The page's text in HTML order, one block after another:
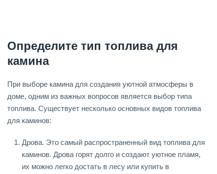
Определите тип топлива для
камина
При выборе камина для создания уютной атмосферы в
доме, одним из важных вопросов является выбор типа
топлива. Существует несколько основных видов топлива
для каминов:
Дрова. Это самый распространенный вид топлива для
каминов. Дрова горят долго и создают уютное пламя,
их можно легко достать в лесу или купить в